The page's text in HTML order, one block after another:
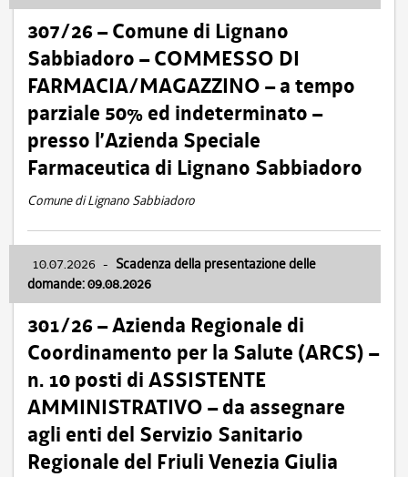
307/26 – Comune di Lignano
Sabbiadoro – COMMESSO DI
FARMACIA/MAGAZZINO – a tempo
parziale 50% ed indeterminato –
presso l’Azienda Speciale
Farmaceutica di Lignano Sabbiadoro
Comune di Lignano Sabbiadoro
10.07.2026 - Scadenza della presentazione delle
domande: 09.08.2026
301/26 – Azienda Regionale di
Coordinamento per la Salute (ARCS) –
n. 10 posti di ASSISTENTE
AMMINISTRATIVO – da assegnare
agli enti del Servizio Sanitario
Regionale del Friuli Venezia Giulia